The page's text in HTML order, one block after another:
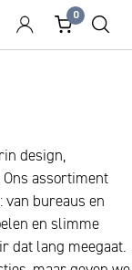
0
design,
assortiment
van bureaus en
en slimme
dat lang meegaat.